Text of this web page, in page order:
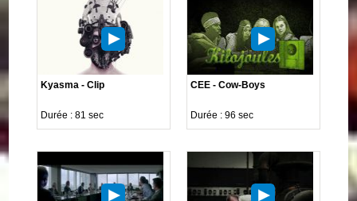
Kyasma - Clip
Durée : 81 sec
CEE - Cow-Boys
Durée : 96 sec